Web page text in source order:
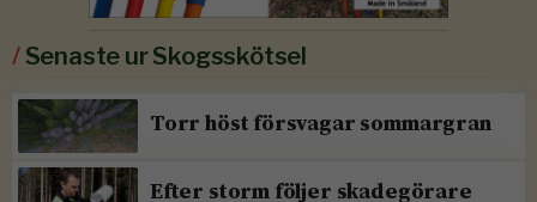
/Senaste ur Skogsskötsel
Torr höst försvagar sommargran
Efter storm följer skadegörare